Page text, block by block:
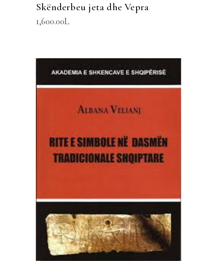
Skënderbeu jeta dhe Vepra
1,600.00L
SHTOJE NË SHPORTË